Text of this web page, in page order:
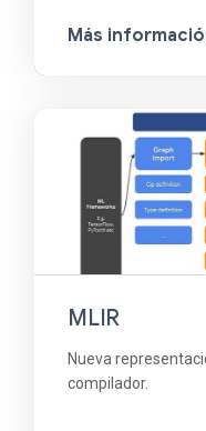
Más
MLIR
Nueva
compilador.